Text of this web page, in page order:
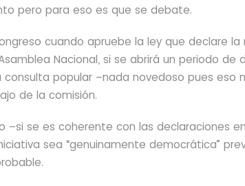
pero para eso es que se debate.
cuando apruebe la ley que declare la
Nacional, si se abrirá un periodo
popular –nada novedoso pues eso
de la comisión.
–si se es coherente con las declaraciones
sea “genuinamente democrática”